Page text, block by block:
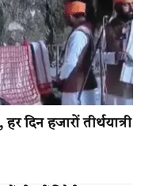
दिन हजारों तीर्थयात्री